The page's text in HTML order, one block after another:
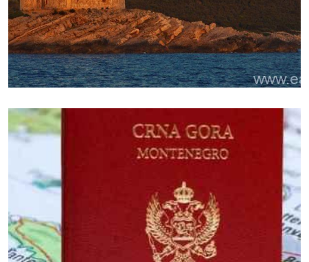
11 октября, 2018
Экономическое гражданство